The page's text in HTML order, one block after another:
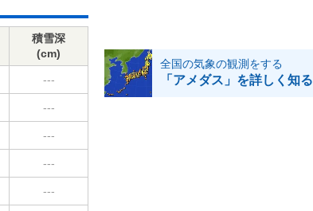
積雪深
(cm)
---
---
---
---
---
全国の気象の観測をする
「アメダス」を詳しく知る